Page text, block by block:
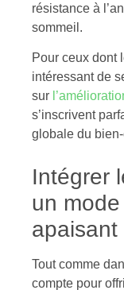
résistance à
sommeil.
Pour ceux dont
intéressant de
sur
s’inscrivent
globale du
Intégrer
un
apaisant
Tout comme
compte pour